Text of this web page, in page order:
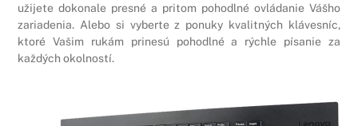
užijete dokonale presné a pritom pohodlné ovládanie Vášho
zariadenia. Alebo si vyberte z ponuky kvalitných klávesníc,
ktoré Vašim rukám prinesú pohodlné a rýchle písanie za
každých okolností.